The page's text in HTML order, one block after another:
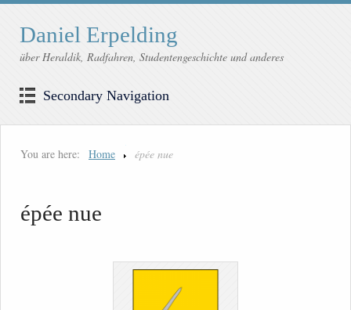
Daniel Erpelding
über Heraldik, Radfahren, Studentengeschichte und anderes
Secondary Navigation
You are here: Home épée nue
épée nue